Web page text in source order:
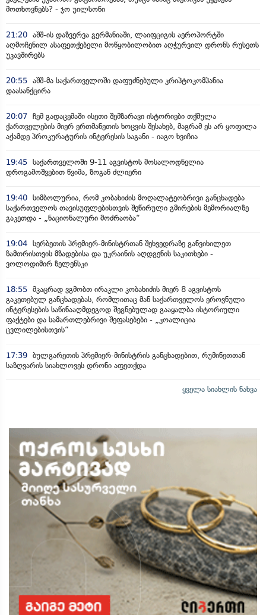
მოთხოვნებს? - ჯო უილსონი
21:20 აშშ-ის დაზვერვა გერმანიაში, ლაიფციგის აეროპორტში
აღმოჩენილ ასაფეთქებელი მოწყობილობით აღჭურვილ დრონს რუსეთს
უკავშირებს
20:55 აშშ-მა საქართველოში დაფუძნებული კრიპტოკომპანია
დაასანქცირა
20:07 ჩემ გადაცემაში ისეთი შემზარავი ისტორიები თქმულა
ქართველების მიერ ერთმანეთის ხოცვის შესახებ, მაგრამ ეს არ ყოფილა
აქამდე პროკურატურის ინტერესის საგანი - იაგო ხვიჩია
19:45 საქართველოში 9-11 აგვისტოს მოსალოდნელია
დროგამოშვებით წვიმა, ზოგან ძლიერი
19:40 სიმბოლურია, რომ კობახიძის მოღალატეობრივი განცხადება
საქართველოს თავისუფლებისთვის შეწირული გმირების მემორიალზე
გაკეთდა - „ნაციონალური მოძრაობა“
19:04 სერბეთის პრემიერ-მინისტრთან შეხვედრაზე განვიხილეთ
ზამთრისთვის მზადებისა და უკრაინის აღდგენის საკითხები -
ვოლოდიმირ ზელენსკი
18:55 მკაცრად ვგმობთ ირაკლი კობახიძის მიერ 8 აგვისტოს
გაკეთებულ განცხადებას, რომლითაც მან საქართველოს ეროვნული
ინტერესების საწინააღმდეგოდ შეგნებულად გააყალბა ისტორიული
ფაქტები და სამართლებრივი შეფასებები - „კოალიცია
ცვლილებისთვის“
17:39 ბულგარეთის პრემიერ-მინისტრის განცხადებით, რუმინეთთან
საზღვარის სიახლოვეს დრონი აფეთქდა
ყველა სიახლის ნახვა